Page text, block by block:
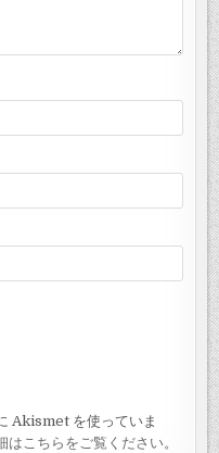
Akismet を使っていま
はこちらをご覧ください。